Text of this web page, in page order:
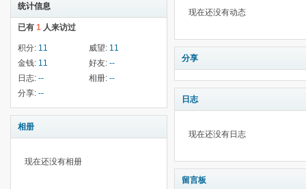
统计信息
已有 1 人来访过
积分: 11 威望: 11
金钱: 11 好友: --
日志: -- 相册: --
分享: --
相册
现在还没有相册
现在还没有动态
分享
日志
现在还没有日志
留言板